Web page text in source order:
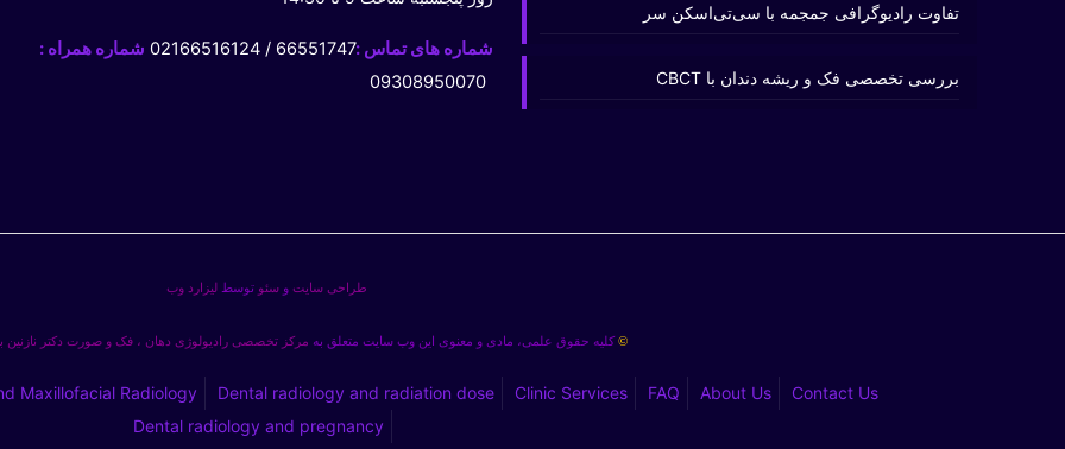
تفاوت رادیوگرافی جمجمه با سی‌تی‌اسکن سر
بررسی تخصصی فک و ریشه دندان با CBCT
شماره های تماس :66551747 / 02166516124
شماره همراه :
09308950070
طراحی سایتو سئو توسط لیزارد وب
© کلیه حقوق علمی، مادی و معنوی این وب سایت متعلق به مرکز تخصصی رادیولوژی دهان ، فک و صورت دکتر
Contact Us
About Us
FAQ
Clinic Services
Dental radiology and radiation dose
Maxillofacial Radiology
Dental radiology and pregnancy